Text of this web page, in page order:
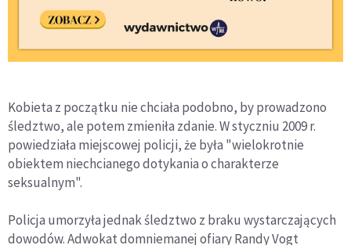
Kobieta z początku nie chciała podobno, by prowadzono
śledztwo, ale potem zmieniła zdanie. W styczniu 2009 r.
powiedziała miejscowej policji, że była "wielokrotnie
obiektem niechcianego dotykania o charakterze
seksualnym".
Policja umorzyła jednak śledztwo z braku wystarczających
dowodów. Adwokat domniemanej ofiary Randy Vogt